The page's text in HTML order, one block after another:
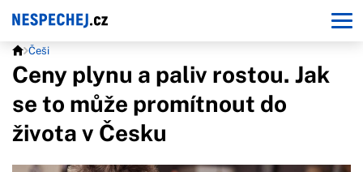
Češi
Ceny plynu a paliv rostou. Jak
se to může promítnout do
života v Česku